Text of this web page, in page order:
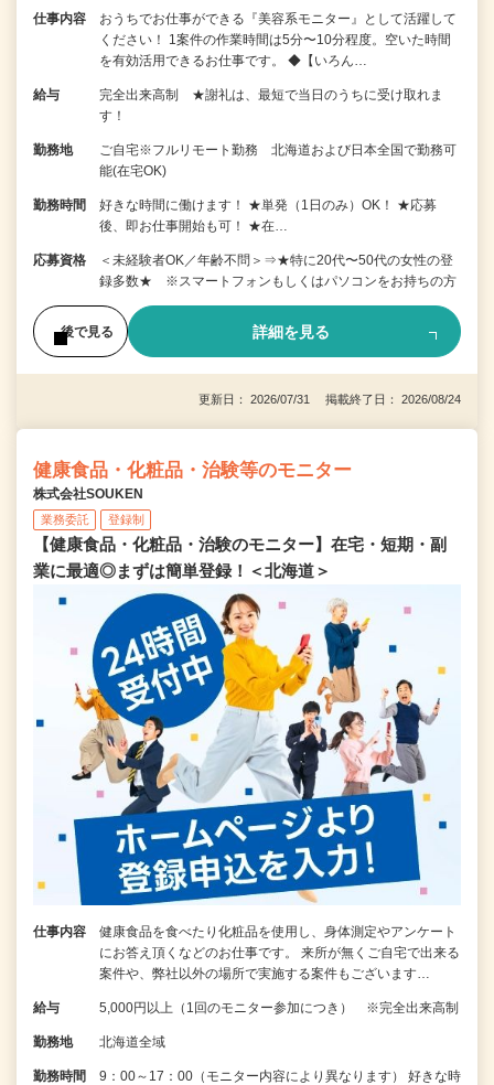
仕事内容
おうちでお仕事ができる『美容系モニター』として活躍して
ください！ 1案件の作業時間は5分〜10分程度。空いた時間
を有効活用できるお仕事です。 ◆【いろん…
給与
完全出来高制 ★謝礼は、最短で当日のうちに受け取れま
す！
勤務地
ご自宅※フルリモート勤務 北海道および日本全国で勤務可
能(在宅OK)
勤務時間
好きな時間に働けます！ ★単発（1日のみ）OK！ ★応募
後、即お仕事開始も可！ ★在…
応募資格
＜未経験者OK／年齢不問＞⇒★特に20代〜50代の女性の登
録多数★ ※スマートフォンもしくはパソコンをお持ちの方
後で見る 詳細を見る
更新日： 2026/07/31 掲載終了日： 2026/08/24
健康食品・化粧品・治験等のモニター
株式会社SOUKEN
業務委託 登録制
【健康食品・化粧品・治験のモニター】在宅・短期・副
業に最適◎まずは簡単登録！＜北海道＞
仕事内容
健康食品を食べたり化粧品を使用し、身体測定やアンケート
にお答え頂くなどのお仕事です。 来所が無くご自宅で出来る
案件や、弊社以外の場所で実施する案件もございます…
給与 5,000円以上（1回のモニター参加につき） ※完全出来高制
勤務地 北海道全域
勤務時間
9：00～17：00（モニター内容により異なります） 好きな時